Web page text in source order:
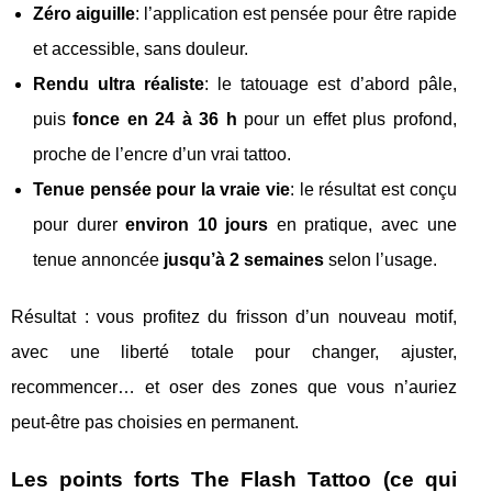
Zéro aiguille: l’application est pensée pour être rapide
et accessible, sans douleur.
Rendu ultra réaliste: le tatouage est d’abord pâle,
puisfonce en 24 à 36 h pour un effet plus profond,
proche de l’encre d’un vrai tattoo.
Tenue pensée pour la vraie vie: le résultat est conçu
pour durerenviron 10 jours en pratique, avec une
tenue annoncée jusqu’à 2 semaines selon l’usage.
Résultat : vous profitez du frisson d’un nouveau motif,
avec une liberté totale pour changer, ajuster,
recommencer… et oser des zones que vous n’auriez
peut-être pas choisies en permanent.
Les points forts The Flash Tattoo (ce qui